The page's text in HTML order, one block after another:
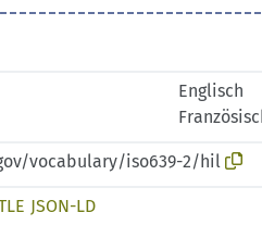
Englisch
vocabulary/iso639-2/hil
JSON-LD